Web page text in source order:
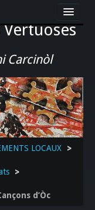
Carcinòl
LOCAUX
LOCAUX
>
>
d’Òc